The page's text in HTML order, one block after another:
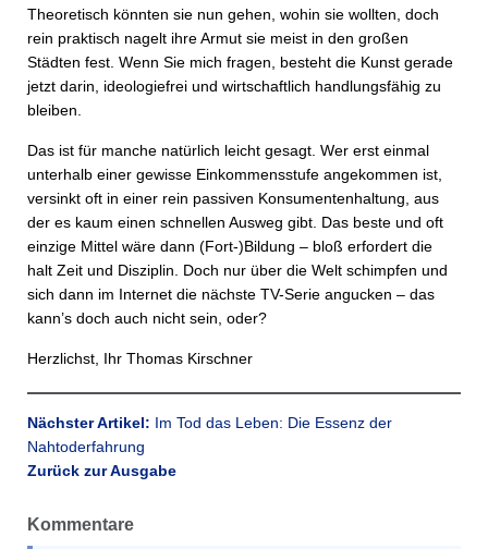
Theoretisch könnten sie nun gehen, wohin sie wollten, doch
rein praktisch nagelt ihre Armut sie meist in den großen
Städten fest. Wenn Sie mich fragen, besteht die Kunst gerade
jetzt darin, ideologiefrei und wirtschaftlich handlungsfähig zu
bleiben.
Das ist für manche natürlich leicht gesagt. Wer erst einmal
unterhalb einer gewisse Einkommensstufe angekommen ist,
versinkt oft in einer rein passiven Konsumentenhaltung, aus
der es kaum einen schnellen Ausweg gibt. Das beste und oft
einzige Mittel wäre dann (Fort-)Bildung – bloß erfordert die
halt Zeit und Disziplin. Doch nur über die Welt schimpfen und
sich dann im Internet die nächste TV-Serie angucken – das
kann’s doch auch nicht sein, oder?
Herzlichst, Ihr Thomas Kirschner
Nächster Artikel: Im Tod das Leben: Die Essenz der
Nahtoderfahrung
Zurück zur Ausgabe
Kommentare